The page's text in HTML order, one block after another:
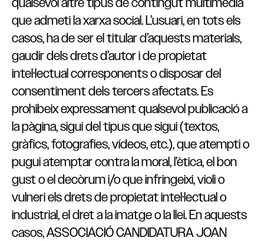
que admeti la xarxa social. L’usuari, en tots els
casos, ha de ser el titular d’aquests materials,
gaudir dels drets d’autor i de propietat
intel·lectual corresponents o disposar del
consentiment dels tercers afectats. Es
prohibeix expressament qualsevol publicació a
la pàgina, sigui del tipus que sigui (textos,
gràfics, fotografies, vídeos, etc.), que atempti o
pugui atemptar contra la moral, l’ètica, el bon
gust o el decòrum i/o que infringeixi, violi o
vulneri els drets de propietat intel·lectual o
industrial, el dret a la imatge o la llei. En aquests
casos, ASSOCIACIÓ CANDIDATURA JOAN